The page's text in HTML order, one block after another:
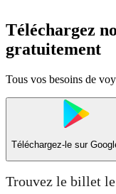
Téléchargez
gratuitement
Tous vos besoins de
Téléchargez-le sur
Trouvez le billet